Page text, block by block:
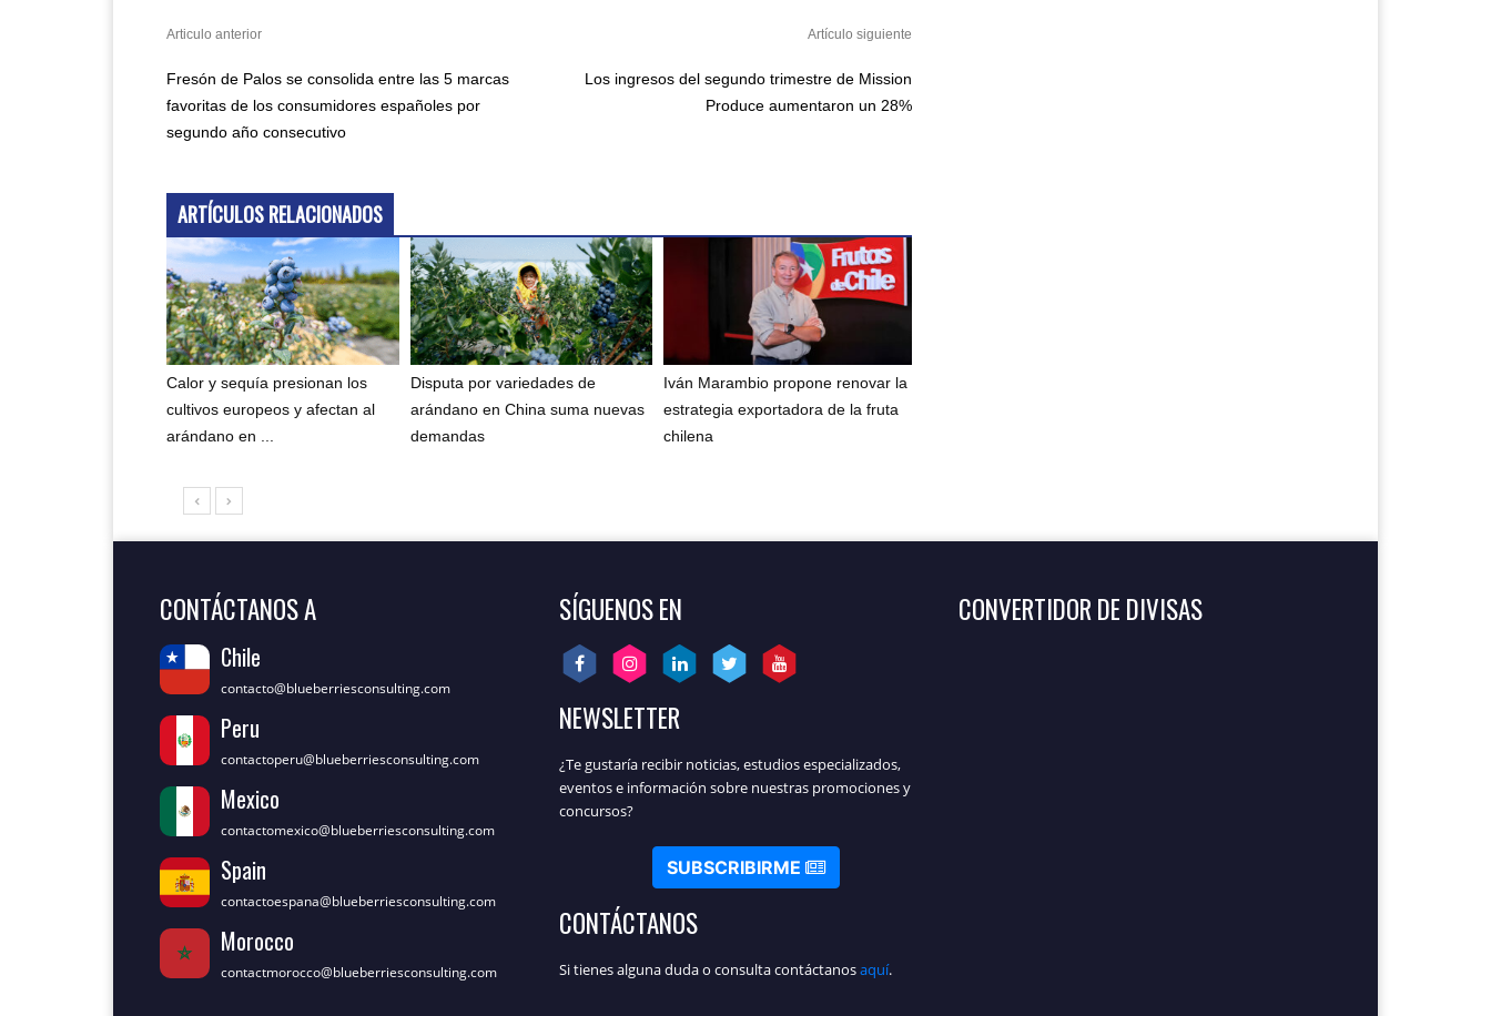
Articulo anterior
Fresón de Palos se consolida entre las 5 marcas
favoritas de los consumidores españoles por
segundo año consecutivo
Artículo siguiente
Los ingresos del segundo trimestre de Mission
Produce aumentaron un 28%
ARTÍCULOS RELACIONADOS
Calor y sequía presionan los
cultivos europeos y afectan al
arándano en ...
Disputa por variedades de
arándano en China suma nuevas
demandas
Iván Marambio propone renovar la
estrategia exportadora de la fruta
chilena
CONTÁCTANOS A
Chile
contacto@blueberriesconsulting.com
Peru
contactoperu@blueberriesconsulting.com
Mexico
contactomexico@blueberriesconsulting.com
Spain
contactoespana@blueberriesconsulting.com
Morocco
contactmorocco@blueberriesconsulting.com
SÍGUENOS EN
NEWSLETTER
¿Te gustaría recibir noticias, estudios especializados,
eventos e información sobre nuestras promociones y
concursos?
SUBSCRIBIRME
CONTÁCTANOS
Si tienes alguna duda o consulta contáctanosaquí.
CONVERTIDOR DE DIVISAS